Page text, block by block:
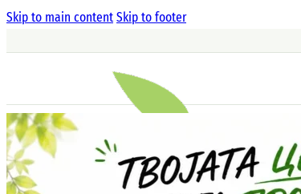
Skip to main contentSkip to footer